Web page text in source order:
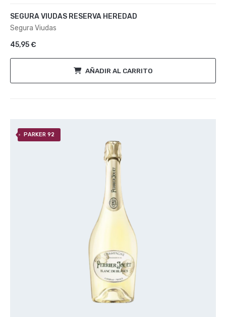
SEGURA VIUDAS RESERVA HEREDAD
Segura Viudas
45,95€
AÑADIR AL CARRITO
PARKER 92